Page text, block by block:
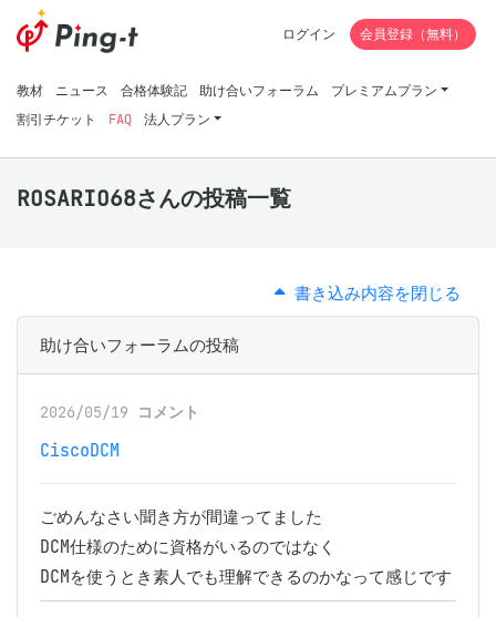
教材 ニュース 合格体験記 助け合いフォーラム
プレミアムプラン
割引チケット
FAQ 法人プラン
ログイン 会員登録（無料）
ROSARIO68さんの投稿一覧
書き込み内容を閉じる
助け合いフォーラムの投稿
2026/05/19 コメント
CiscoDCM
ごめんなさい聞き方が間違ってました
DCM仕様のために資格がいるのではなく
DCMを使うとき素人でも理解できるのかなって感じです